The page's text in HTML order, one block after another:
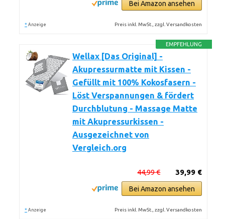
Bei Amazon ansehen
* Anzeige Preis inkl. MwSt., zzgl. Versandkosten
EMPFEHLUNG
Wellax [Das Original] -
Akupressurmatte mit Kissen -
Gefüllt mit 100% Kokosfasern -
Löst Verspannungen & fördert
Durchblutung - Massage Matte
mit Akupressurkissen -
Ausgezeichnet von
Vergleich.org
39,99 €
44,99 €
Bei Amazon ansehen
* Anzeige Preis inkl. MwSt., zzgl. Versandkosten